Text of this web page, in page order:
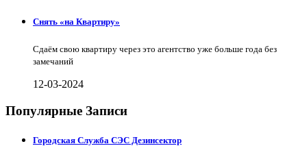
Снять «на Квартиру»
Сдаём свою квартиру через это агентство уже больше года без
замечаний
12-03-2024
Популярные Записи
Городская Служба СЭС Дезинсектор